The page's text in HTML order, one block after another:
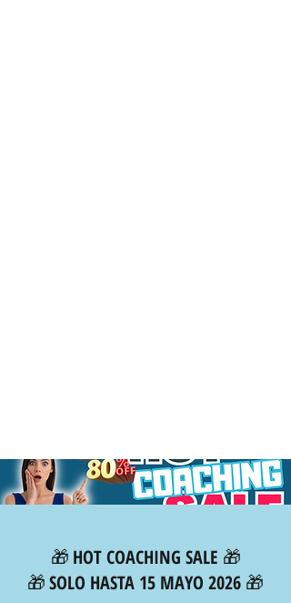
🎁 HOT COACHING SALE 🎁
🎁SOLO HASTA 15 MAYO 2026 🎁